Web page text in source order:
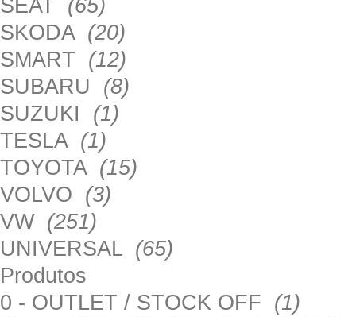
SEAT (65)
SKODA (20)
SMART (12)
SUBARU (8)
SUZUKI (1)
TESLA (1)
TOYOTA (15)
VOLVO (3)
VW (251)
UNIVERSAL (65)
Produtos
0 - OUTLET / STOCK OFF (1)